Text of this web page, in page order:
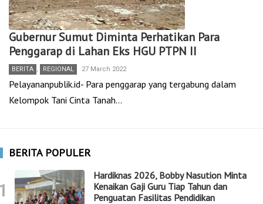
Gubernur Sumut Diminta Perhatikan Para
Penggarap di Lahan Eks HGU PTPN II
BERITA , REGIONAL 27 March 2022
Pelayananpublik.id- Para penggarap yang tergabung dalam
Kelompok Tani Cinta Tanah…
BERITA POPULER
Hardiknas 2026, Bobby Nasution Minta
Kenaikan Gaji Guru Tiap Tahun dan
Penguatan Fasilitas Pendidikan